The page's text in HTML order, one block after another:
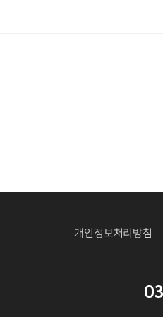
개인정보처리방침